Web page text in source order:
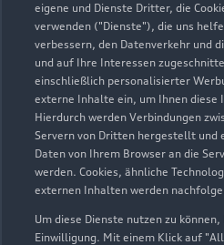
eigene und Dienste Dritter, die
verwenden ("Dienste"), die uns
verbessern, den Datenverkehr und
und auf Ihre Interessen
einschließlich personalisierter
externe Inhalte ein, um Ihnen diese
Hierdurch werden Verbindungen
Servern von Dritten hergestellt und
Daten von Ihrem Browser an die
werden. Cookies, ähnliche
externen Inhalten werden
Um diese Dienste nutzen zu
Einwilligung. Mit einem Klick auf
Autohaus
Hildegard Held
Servicepartner e-tron